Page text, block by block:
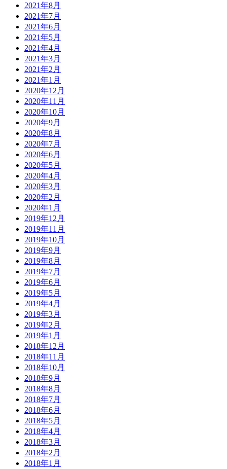
2021年8月
2021年7月
2021年6月
2021年5月
2021年4月
2021年3月
2021年2月
2021年1月
2020年12月
2020年11月
2020年10月
2020年9月
2020年8月
2020年7月
2020年6月
2020年5月
2020年4月
2020年3月
2020年2月
2020年1月
2019年12月
2019年11月
2019年10月
2019年9月
2019年8月
2019年7月
2019年6月
2019年5月
2019年4月
2019年3月
2019年2月
2019年1月
2018年12月
2018年11月
2018年10月
2018年9月
2018年8月
2018年7月
2018年6月
2018年5月
2018年4月
2018年3月
2018年2月
2018年1月